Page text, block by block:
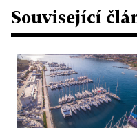
Související